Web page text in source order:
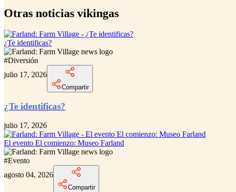
Otras noticias vikingas
¿Te identificas?
#Diversión
julio 17, 2026
Compartir
¿Te identificas?
julio 17, 2026
El evento El comienzo: Museo Farland
#Evento
agosto 04, 2026
Compartir